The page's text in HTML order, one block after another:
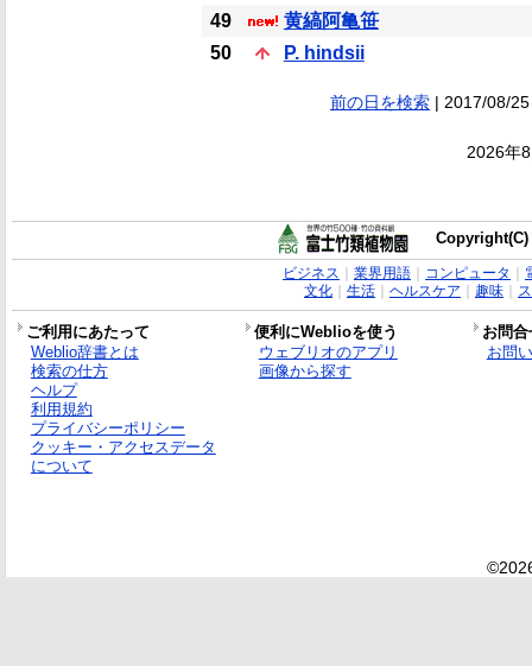
49
黄縞阿亀笹
50
P. hindsii
前の日を検索| 2017/08/
2026年
ビジネス 業界用語｜ コンピュータ
文化｜ 生活｜ ヘルスケア 趣味｜
ご利用にあたって 便利にWeblioを使う
お問
Weblio辞書とは
検索の仕方
ヘルプ
利用規約
プライバシーポリシー
クッキー・アクセスデータ
について
ウェブリオのアプリ
画像から探す
お問